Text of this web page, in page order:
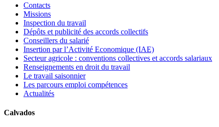
Contacts
Missions
Inspection du travail
Dépôts et publicité des accords collectifs
Conseillers du salarié
Insertion par l’Activité Economique (IAE)
Secteur agricole : conventions collectives et accords salariaux
Renseignements en droit du travail
Le travail saisonnier
Les parcours emploi compétences
Actualités
Calvados